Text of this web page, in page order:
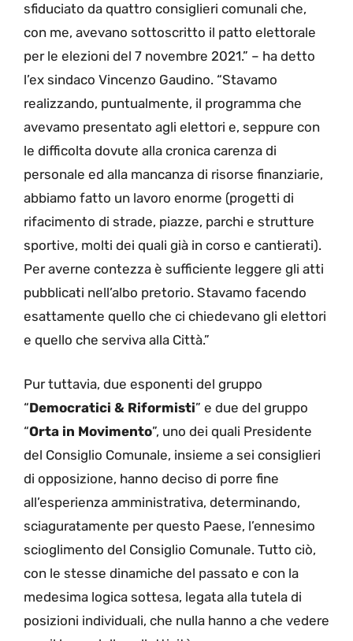
sfiduciato da quattro consiglieri comunali che,
con me, avevano sottoscritto il patto elettorale
per le elezioni del 7 novembre 2021.” – ha detto
l’ex sindaco Vincenzo Gaudino. “Stavamo
realizzando, puntualmente, il programma che
avevamo presentato agli elettori e, seppure con
le difficolta dovute alla cronica carenza di
personale ed alla mancanza di risorse finanziarie,
abbiamo fatto un lavoro enorme (progetti di
rifacimento di strade, piazze, parchi e strutture
sportive, molti dei quali già in corso e cantierati).
Per averne contezza è sufficiente leggere gli atti
pubblicati nell’albo pretorio. Stavamo facendo
esattamente quello che ci chiedevano gli elettori
e quello che serviva alla Città.”
Pur tuttavia, due esponenti del gruppo
“Democratici & Riformisti” e due del gruppo
“Orta in Movimento”, uno dei quali Presidente
del Consiglio Comunale, insieme a sei consiglieri
di opposizione, hanno deciso di porre fine
all’esperienza amministrativa, determinando,
sciaguratamente per questo Paese, l’ennesimo
scioglimento del Consiglio Comunale. Tutto ciò,
con le stesse dinamiche del passato e con la
medesima logica sottesa, legata alla tutela di
posizioni individuali, che nulla hanno a che vedere